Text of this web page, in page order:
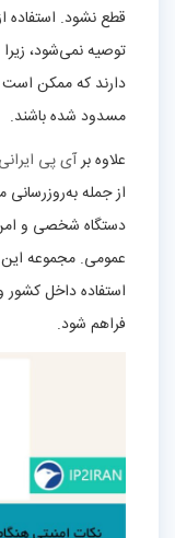
قطع نشود. استفاده از
توصیه نمی‌شود، زیرا
دارند که ممکن است
مسدود شده باشند.
علاوه برآی‌ پی ایرانی،
از جمله به‌روزرسانی
دستگاه شخصی و امن،
عمومی. مجموعه این
استفاده داخل کشور و
فراهم شود.